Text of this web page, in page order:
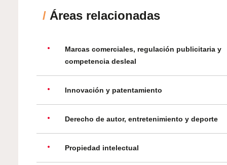
/ Áreas relacionadas
Marcas comerciales, regulación publicitaria y
competencia desleal
Innovación y patentamiento
Derecho de autor, entretenimiento y deporte
Propiedad intelectual